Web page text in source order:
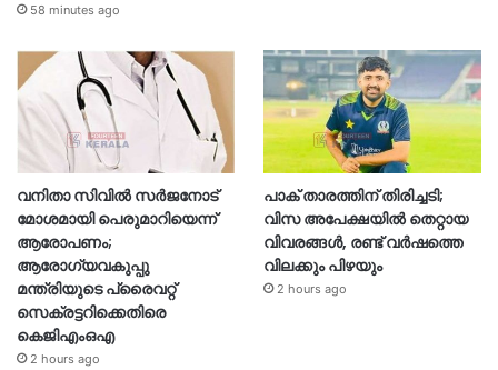
58 minutes ago
വനിതാ സിവിൽ സർജനോട്
മോശമായി പെരുമാറിയെന്ന്
ആരോപണം;
ആരോഗ്യവകുപ്പു
മന്ത്രിയുടെ പ്രൈവറ്റ്
സെക്രട്ടറിക്കെതിരെ
കെജിഎംഒഎ
2 hours ago
പാക് താരത്തിന് തിരിച്ചടി;
വിസ അപേക്ഷയിൽ തെറ്റായ
വിവരങ്ങൾ, രണ്ട് വർഷത്തെ
വിലക്കും പിഴയും
2 hours ago